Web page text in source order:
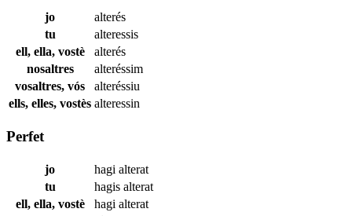
jo
alterés
tu
alteressis
ell, ella, vostè
alterés
nosaltres
alteréssim
vosaltres, vós
alteréssiu
ells, elles, vostès alteressin
Perfet
jo hagi alterat
tu
hagis alterat
ell, ella, vostè
hagi alterat